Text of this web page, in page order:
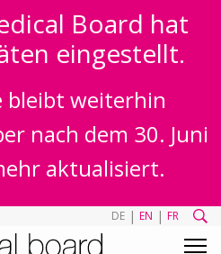
Board hat
eingestellt.
bleibt weiterhin
nach dem 30. Juni
aktualisiert.
DE | EN | FR